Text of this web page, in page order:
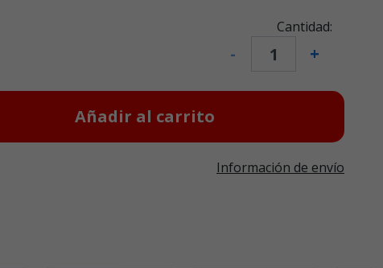
Cantidad:
- +
Añadir al carrito
Información de envío